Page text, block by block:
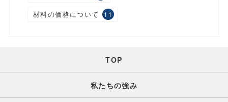
材料の価格について 11
TOP
私たちの強み